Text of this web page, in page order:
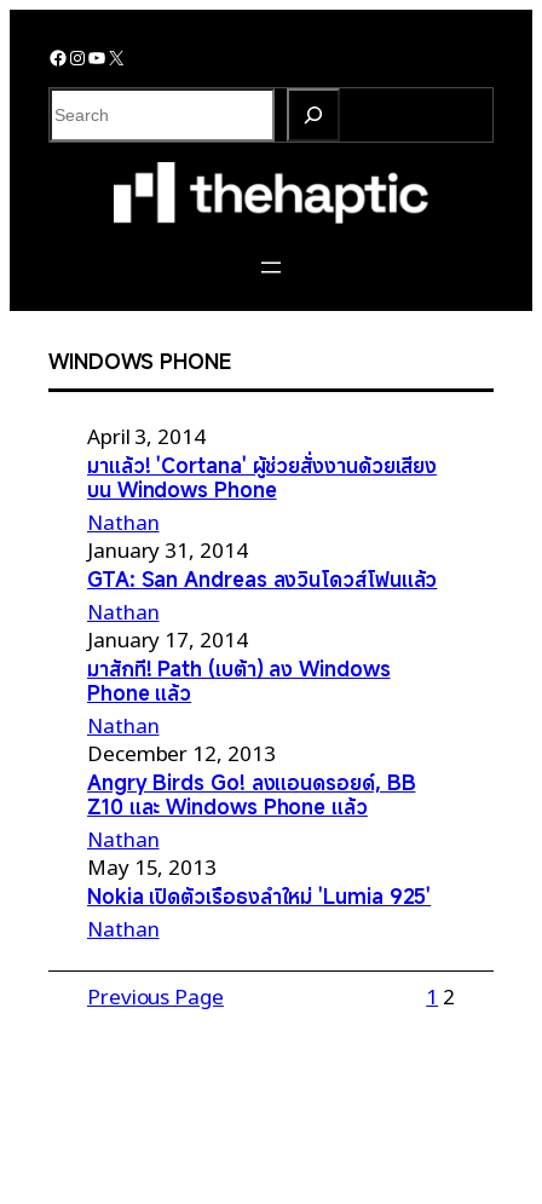
Facebook InstagramYouTube X
S
e
WINDOWS PHONE
April 3, 2014
มาแล้ว! 'Cortana' ผู้ช่วยสั่งงานด้วยเสียง
บน Windows Phone
Nathan
January 31, 2014
GTA: San Andreas ลงวินโดวส์โฟนแล้ว
Nathan
January 17, 2014
มาสักที! Path (เบต้า) ลง Windows
Phone แล้ว
Nathan
December 12, 2013
Angry Birds Go! ลงแอนดรอยด์, BB
Z10 และ Windows Phone แล้ว
Nathan
May 15, 2013
Nokia เปิดตัวเรือธงลำใหม่ 'Lumia 925'
Nathan
Previous Page 1 2